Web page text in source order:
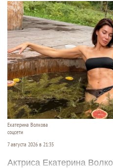
Екатерина Волкова
соцсети
7 августа 2026 в 21:35
Актриса Екатерина